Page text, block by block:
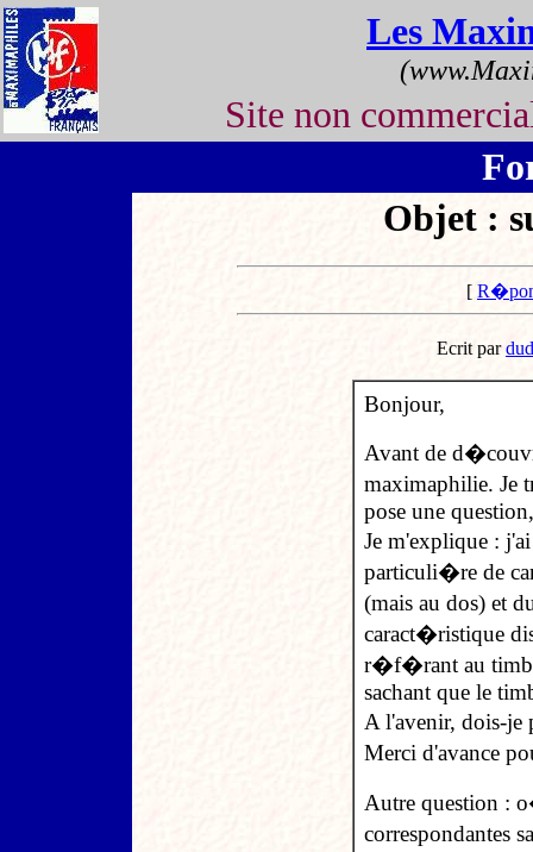
Les
Site non
Objet :
[
Ecrit par
Bonjour,
Avant de
maximaphilie. Je
pose une
Je m'explique :
particuli�re de
(mais au dos) et
caract�ristique
r�f�rant au
sachant que le
A l'avenir, dois-je
Merci d'avance
Autre question :
correspondantes